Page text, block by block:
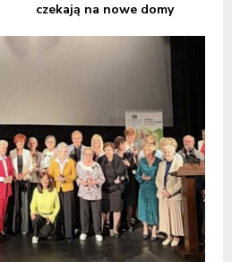
czekają na nowe domy